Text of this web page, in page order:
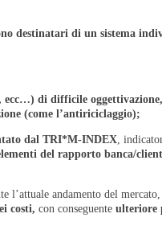
destinatari di un sistema
ecc…) di difficile oggettivazione,
(come l’antiriciclaggio);
dal TRI*M-INDEX ,
del rapporto banca/
l’attuale andamento del
costi, con conseguente ulteriore